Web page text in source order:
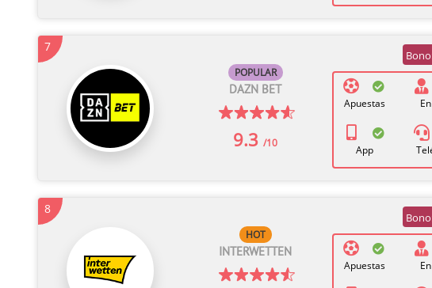
7
POPULAR
DAZN BET
9.3/10
Apuestas
App
8
HOT
INTERWETTEN
Apuestas